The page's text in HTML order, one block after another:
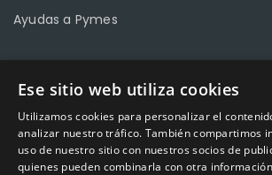
Ayudas a Pymes
CONTACTO
Calle Méndez Núñez nº3 – Fuente
Teléfono957 04 96 57
Ese sitio web utiliza cookies
Utilizamos cookies para personalizar el
analizar nuestro tráfico. También compartimos
uso de nuestro sitio con nuestros socios de
quienes pueden combinarla con otra